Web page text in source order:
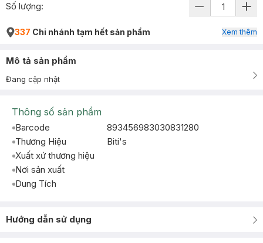
Số lượng:
337 Chi nhánh tạm hết sản phẩm Xem thêm
Mô tả sản phẩm
Đang cập nhật
Thông số sản phẩm
Barcode
893456983030831280
Thương Hiệu
Biti's
Xuất xứ thương hiệu
Nơi sản xuất
Dung Tích
Hướng dẫn sử dụng